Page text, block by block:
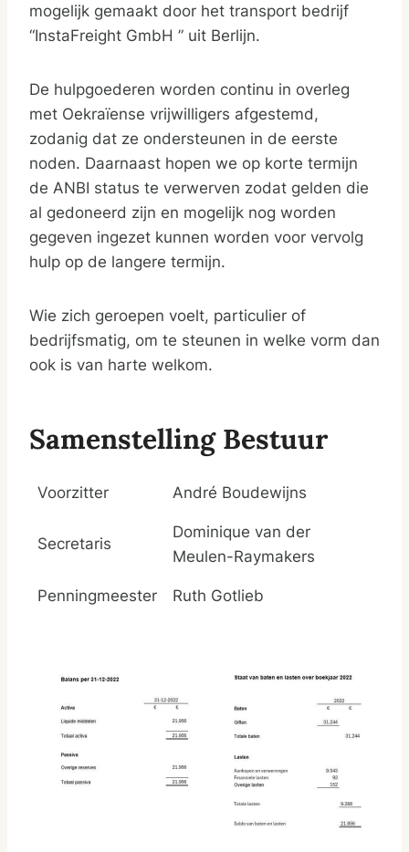
mogelijk gemaakt door het transport bedrijf
“InstaFreight GmbH ” uit Berlijn.
De hulpgoederen worden continu in overleg
met Oekraïense vrijwilligers afgestemd,
zodanig dat ze ondersteunen in de eerste
noden. Daarnaast hopen we op korte termijn
de ANBI status te verwerven zodat gelden die
al gedoneerd zijn en mogelijk nog worden
gegeven ingezet kunnen worden voor vervolg
hulp op de langere termijn.
Wie zich geroepen voelt, particulier of
bedrijfsmatig, om te steunen in welke vorm dan
ook is van harte welkom.
Samenstelling Bestuur
Voorzitter André Boudewijns
Secretaris
Dominique van der
Meulen-Raymakers
Penningmeester Ruth Gotlieb